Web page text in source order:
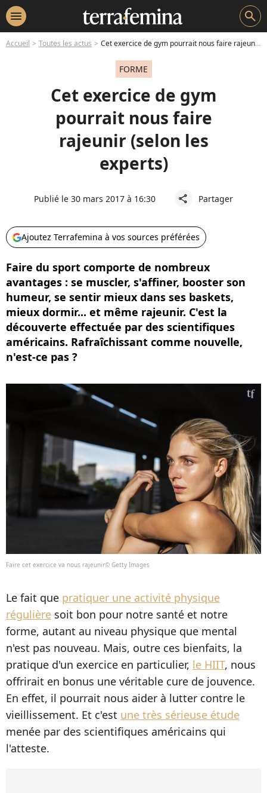
menu search
Accueil Toutes les actus Cet exercice de gym pourrait nous faire rajeunir (selon les experts)
FORME
Cet exercice de gym
pourrait nous faire
rajeunir (selon les
experts)
Publié le 30 mars 2017 à 16:30 share Partager
Ajoutez Terrafemina à vos sources préférées
Faire du sport comporte de nombreux
avantages : se muscler, s'affiner, booster son
humeur, se sentir mieux dans ses baskets,
mieux dormir... et même rajeunir. C'est la
découverte effectuée par des scientifiques
américains. Rafraîchissant comme nouvelle,
n'est-ce pas ?
Faire cet exercice va nous rajeunir© Getty Images
Le fait que pratiquer une activité physique
régulière soit bon pour notre santé et notre
forme, autant au niveau physique que mental
n'est pas nouveau. Mais, outre ces bienfaits, la
pratique d'un exercice en particulier, le HIIT, nous
offrirait en bonus une véritable cure de jouvence.
En effet, il pourrait nous aider à lutter contre le
vieillissement. Et c'est une très sérieuse étude
menée par des scientifiques américains qui
l'atteste.